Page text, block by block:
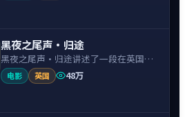
黑夜之尾声·归途
黑夜之尾声·归途讲述了一段在英国背
景下的惊悚故事，围绕基里安·墨菲饰
演的主角逐层展开，人物动机与命运转
电影 英国
48万